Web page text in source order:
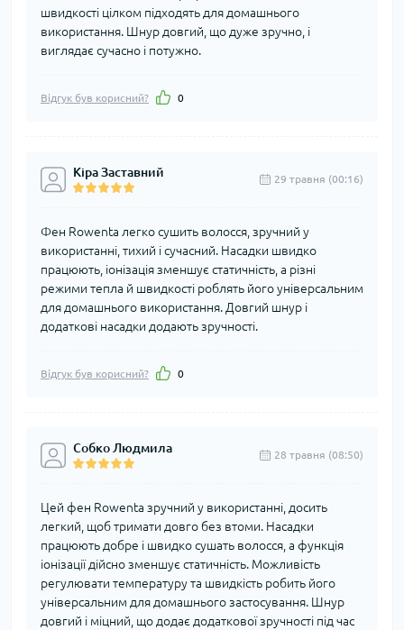
швидкості цілком підходять для домашнього
використання. Шнур довгий, що дуже зручно, і
виглядає сучасно і потужно.
Відгук був корисний? 0
Кіра Заставний 29 травня (00:16)
Фен Rowenta легко сушить волосся, зручний у
використанні, тихий і сучасний. Насадки швидко
працюють, іонізація зменшує статичність, а різні
режими тепла й швидкості роблять його універсальним
для домашнього використання. Довгий шнур і
додаткові насадки додають зручності.
Відгук був корисний? 0
Собко Людмила 28 травня (08:50)
Цей фен Rowenta зручний у використанні, досить
легкий, щоб тримати довго без втоми. Насадки
працюють добре і швидко сушать волосся, а функція
іонізації дійсно зменшує статичність. Можливість
регулювати температуру та швидкість робить його
універсальним для домашнього застосування. Шнур
довгий і міцний, що додає додаткової зручності під час